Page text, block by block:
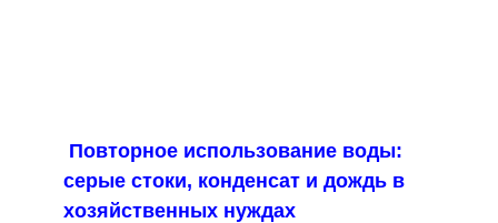
Повторное использование воды:
серые стоки, конденсат и дождь в
хозяйственных нуждах